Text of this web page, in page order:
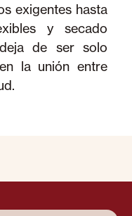
exigentes hasta
y secado
de ser solo
la unión entre